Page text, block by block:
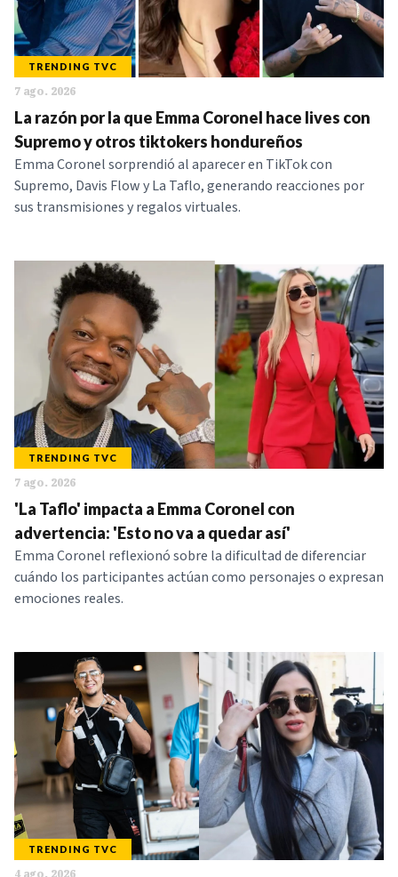
TRENDING TVC
7 ago. 2026
La razón por la que Emma Coronel hace lives con
Supremo y otros tiktokers hondureños
Emma Coronel sorprendió al aparecer en TikTok con
Supremo, Davis Flow y La Taflo, generando reacciones por
sus transmisiones y regalos virtuales.
TRENDING TVC
7 ago. 2026
'La Taflo' impacta a Emma Coronel con
advertencia: 'Esto no va a quedar así'
Emma Coronel reflexionó sobre la dificultad de diferenciar
cuándo los participantes actúan como personajes o expresan
emociones reales.
TRENDING TVC